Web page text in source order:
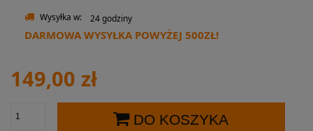
Wysyłka w: 24 godziny
DARMOWA WYSYŁKA POWYŻEJ 500ZŁ!
149,00 zł
DO KOSZYKA